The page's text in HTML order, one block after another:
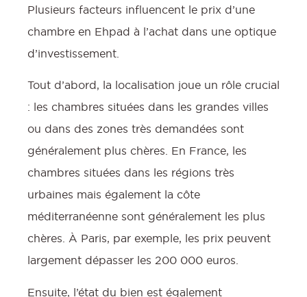
Plusieurs facteurs influencent le prix d’une
chambre en Ehpad à l’achat dans une optique
d’investissement.
Tout d’abord, la localisation joue un rôle crucial
: les chambres situées dans les grandes villes
ou dans des zones très demandées sont
généralement plus chères. En France, les
chambres situées dans les régions très
urbaines mais également la côte
méditerranéenne sont généralement les plus
chères. À Paris, par exemple, les prix peuvent
largement dépasser les 200 000 euros.
Ensuite, l’état du bien est également